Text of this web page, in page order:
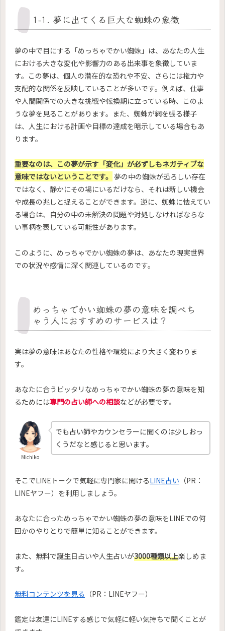
1-1. 夢に出てくる巨大な蜘蛛の象徴
夢の中で目にする「めっちゃでかい蜘蛛」は、あなたの人生
における大きな変化や影響力のある出来事を象徴していま
す。この夢は、個人の潜在的な恐れや不安、さらには権力や
支配的な関係を反映していることが多いです。例えば、仕事
や人間関係での大きな挑戦や転換期に立っている時、このよ
うな夢を見ることがあります。また、蜘蛛が網を張る様子
は、人生における計画や目標の達成を暗示している場合もあ
ります。
重要なのは、この夢が示す「変化」が必ずしもネガティブな
意味ではないということです。 夢の中の蜘蛛が恐ろしい存在
ではなく、静かにその場にいるだけなら、それは新しい機会
や成長の兆しと捉えることができます。逆に、蜘蛛に怯えてい
る場合は、自分の中の未解決の問題や対処しなければならな
い事柄を表している可能性があります。
このように、めっちゃでかい蜘蛛の夢は、あなたの現実世界
での状況や感情に深く関連しているのです。
めっちゃでかい蜘蛛の夢の意味を調べち
ゃう人におすすめのサービスは？
実は夢の意味はあなたの性格や環境により大きく変わりま
す。
あなたに合うピッタリなめっちゃでかい蜘蛛の夢の意味を知
るためには専門の占い師への相談などが必要です。
Michiko
でも占い師やカウンセラーに聞くのは少しおっ
くうだなと感じると思います。
そこでLINEトークで気軽に専門家に聞けるLINE占い （PR：
LINEヤフー）を利用しましょう。
あなたに合っためっちゃでかい蜘蛛の夢の意味をLINEでの何
回かのやりとりで簡単に知ることができます。
また、無料で誕生日占いや人生占いが3000種類以上楽しめま
す。
無料コンテンツを見る （PR：LINEヤフー）
鑑定は友達にLINEする感じで気軽に軽い気持ちで聞くことが